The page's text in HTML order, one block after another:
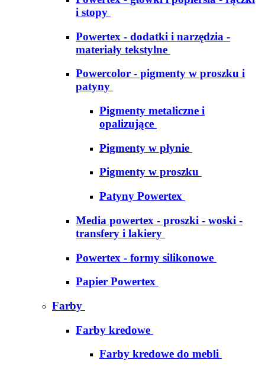
i stopy
Powertex - dodatki i narzędzia -
materiały tekstylne
Powercolor - pigmenty w proszku i
patyny
Pigmenty metaliczne i
opalizujące
Pigmenty w płynie
Pigmenty w proszku
Patyny Powertex
Media powertex - proszki - woski -
transfery i lakiery
Powertex - formy silikonowe
Papier Powertex
Farby
Farby kredowe
Farby kredowe do mebli